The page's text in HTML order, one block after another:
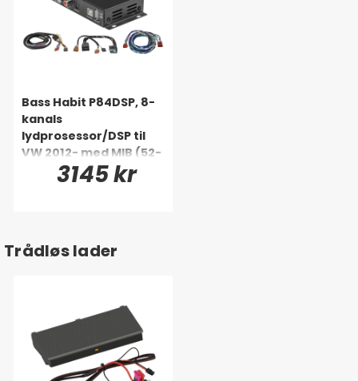
Bass Habit P84DSP, 8-
kanals
lydprosessor/DSP til
VW 2012- med MIB (52-
pinners)3145 kr
Trådløs lader